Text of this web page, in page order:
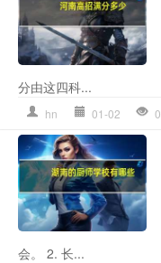
分由这四科...
hn 01-02 0
会。 2. 长...